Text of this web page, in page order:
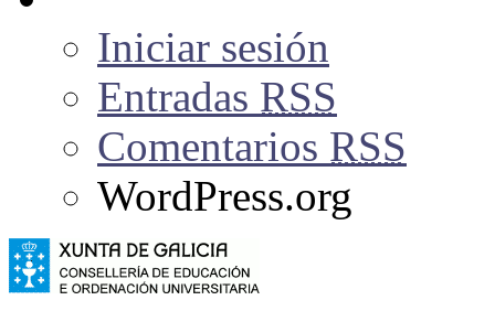
Iniciar sesión
Entradas RSS
Comentarios RSS
WordPress.org